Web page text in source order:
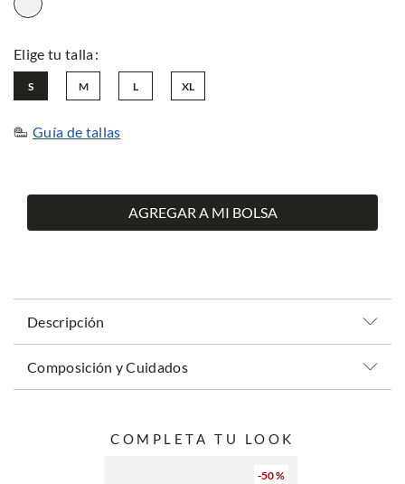
L
M
S XL
Guía de tallas
AGREGAR A MI BOLSA
Descripción
Composición y Cuidados
COMPLETA TU LOOK
-50 %